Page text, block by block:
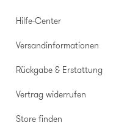
Hilfe-Center
Versandinformationen
Rückgabe & Erstattung
Vertrag widerrufen
Store finden